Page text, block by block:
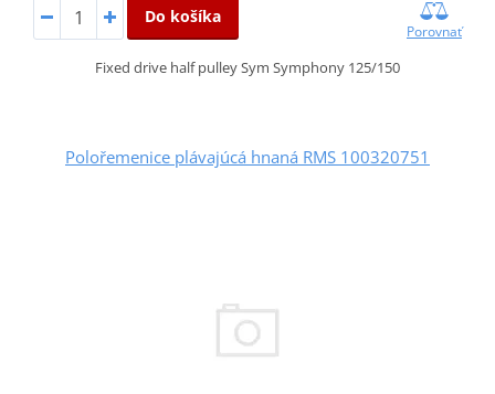
Do košíka
Porovnať
Fixed drive half pulley Sym Symphony 125/150
Polořemenice plávajúcá hnaná RMS 100320751